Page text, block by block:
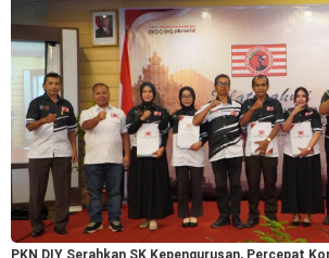
PKN DIY Serahkan SK Kepengurusan, Percepat